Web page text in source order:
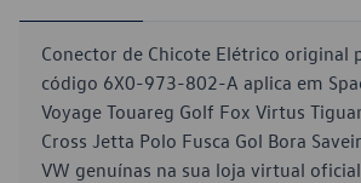
Conector de Chicote Elétrico original
código 6X0-973-802-A aplica em
Voyage Touareg Golf Fox Virtus
Cross Jetta Polo Fusca Gol Bora
VW genuínas na sua loja virtual